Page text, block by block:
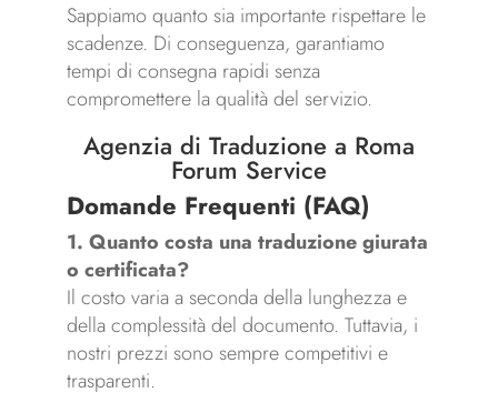
Sappiamo quanto sia importante rispettare le
scadenze. Di conseguenza, garantiamo
tempi di consegna rapidi senza
compromettere la qualità del servizio.
Agenzia di Traduzione a Roma
Forum Service
Domande Frequenti (FAQ)
1. Quanto costa una traduzione giurata
o certificata?
Il costo varia a seconda della lunghezza e
della complessità del documento. Tuttavia, i
nostri prezzi sono sempre competitivi e
trasparenti.